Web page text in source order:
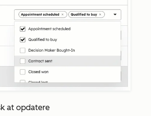
at opdatere